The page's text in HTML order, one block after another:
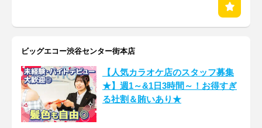
ビッグエコー渋谷センター街本店
【人気カラオケ店のスタッフ募集
★】週1～&1日3時間～！お得すぎ
る社割＆賄いあり★